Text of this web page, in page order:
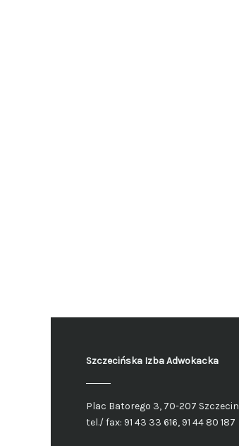
Szczecińska Izba Adwokacka
Plac Batorego 3, 70-207 Szczecin
tel./ fax: 91 43 33 616, 91 44 80 187